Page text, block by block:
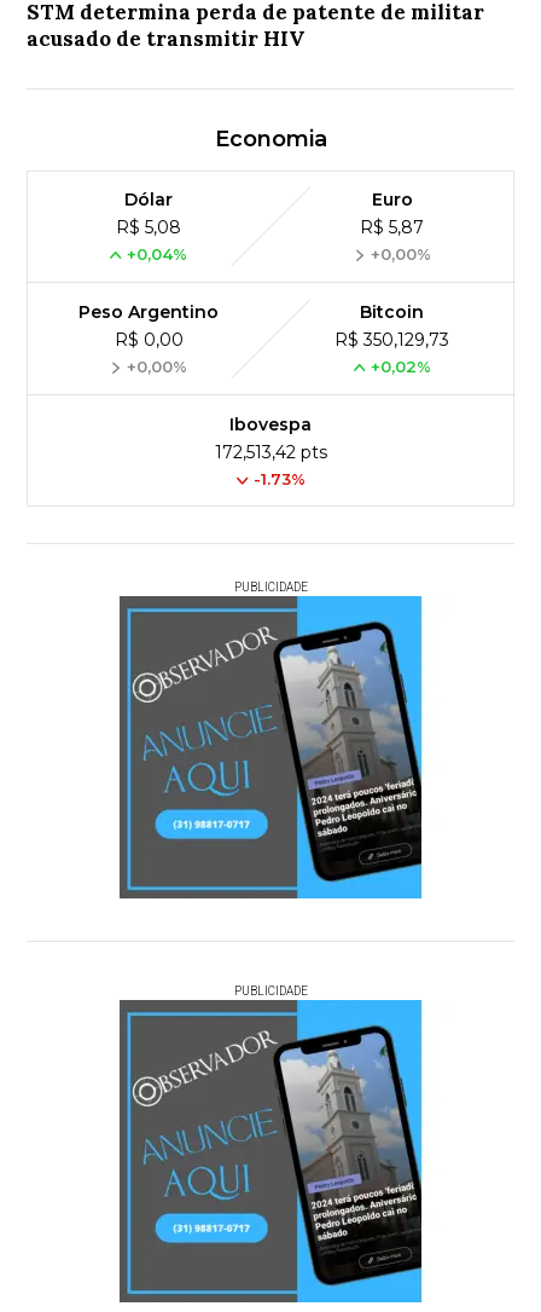
STM determina perda de patente de militar
acusado de transmitir HIV
Economia
Dólar
R$ 5,08
+0,04%
Euro
R$ 5,87
+0,00%
Peso Argentino
R$ 0,00
+0,00%
Bitcoin
R$ 350,129,73
+0,02%
Ibovespa
172,513,42 pts
-1.73%
PUBLICIDADE
PUBLICIDADE